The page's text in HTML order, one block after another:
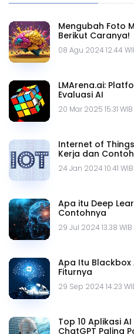
Mengubah Foto
Berikut Caranya!
08 Agu 2024 12.44
LMArena.ai:
Evaluasi AI
20 Mar 2025 15.31 WIB
Internet of
Kerja dan
24 Jan 2024 10.41 WIB
Apa itu Deep
Contohnya
29 Jul 2024 13.38 WIB
Apa Itu Blackbox
Fiturnya
29 Sep 2024 14.23
Top 10 Aplikasi
ChatGPT Paling